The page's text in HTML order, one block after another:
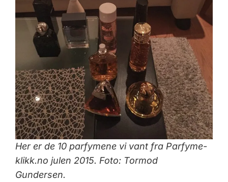
Her er de 10 parfymene vi vant fra Parfyme-
klikk.no julen 2015. Foto: Tormod
Gundersen.